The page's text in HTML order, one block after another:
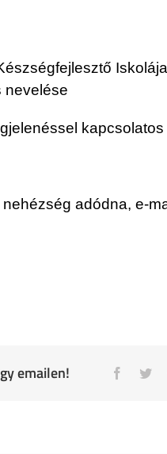
nevelése
kapcsolatos
adódna, e-
emailen!